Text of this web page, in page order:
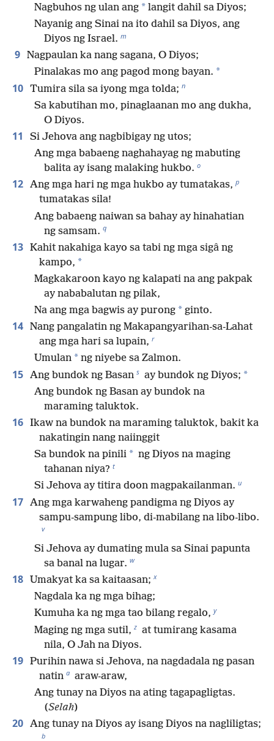
Nagbuhos ng ulan ang * langit dahil sa Diyos;
Nayanig ang Sinai na ito dahil sa Diyos, ang
Diyos ng Israel. m
9 Nagpaulan ka nang sagana, O Diyos;
Pinalakas mo ang pagod mong bayan. *
10 Tumira sila sa iyong mga tolda; n
Sa kabutihan mo, pinaglaanan mo ang dukha,
O Diyos.
11
Si Jehova ang nagbibigay ng utos;
Ang mga babaeng naghahayag ng mabuting
balita ay isang malaking hukbo. o
12 Ang mga hari ng mga hukbo ay tumatakas, p
tumatakas sila!
Ang babaeng naiwan sa bahay ay hinahatian
ng samsam. q
13 Kahit nakahiga kayo sa tabi ng mga sigâ ng
kampo, *
Magkakaroon kayo ng kalapati na ang pakpak
ay nababalutan ng pilak,
Na ang mga bagwis ay purong * ginto.
14 Nang pangalatin ng Makapangyarihan-sa-Lahat
ang mga hari sa lupain, r
Umulan * ng niyebe sa Zalmon.
15 Ang bundok ng Basan s ay bundok ng Diyos; *
Ang bundok ng Basan ay bundok na
maraming taluktok.
16 Ikaw na bundok na maraming taluktok, bakit ka
nakatingin nang naiinggit
Sa bundok na pinili * ng Diyos na maging
tahanan niya? t
Si Jehova ay titira doon magpakailanman. u
17 Ang mga karwaheng pandigma ng Diyos ay
sampu-sampung libo, di-mabilang na libo-libo.
v
Si Jehova ay dumating mula sa Sinai papunta
sa banal na lugar. w
18 Umakyat ka sa kaitaasan; x
Nagdala ka ng mga bihag;
Kumuha ka ng mga tao bilang regalo, y
Maging ng mga sutil, z at tumirang kasama
nila, O Jah na Diyos.
19 Purihin nawa si Jehova, na nagdadala ng pasan
natin a araw-araw,
Ang tunay na Diyos na ating tagapagligtas.
(Selah)
20 Ang tunay na Diyos ay isang Diyos na nagliligtas;
b